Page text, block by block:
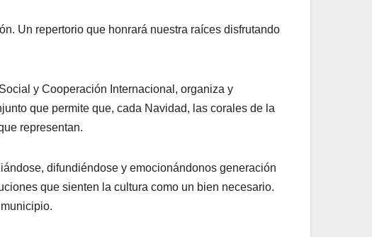
Un repertorio que honrará nuestra raíces disfrutando
y Cooperación Internacional, organiza y
que permite que, cada Navidad, las corales de la
representan.
difundiéndose y emocionándonos generación
que sienten la cultura como un bien necesario.